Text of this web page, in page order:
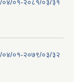
०४/०१-२०८१/०३/३१
०४/०१-२०७९/०३/३२